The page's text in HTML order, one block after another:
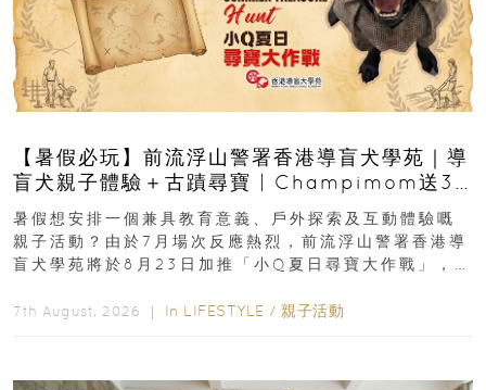
【暑假必玩】前流浮山警署香港導盲犬學苑｜導
盲犬親子體驗＋古蹟尋寶 | Champimom送3
組免費名額
暑假想安排一個兼具教育意義、戶外探索及互動體驗嘅
親子活動？由於7月場次反應熱烈，前流浮山警署香港導
盲犬學苑將於8月23日加推「小Q夏日尋寶大作戰」，家
7th August, 2026 ｜ In LIFESTYLE / 親子活動